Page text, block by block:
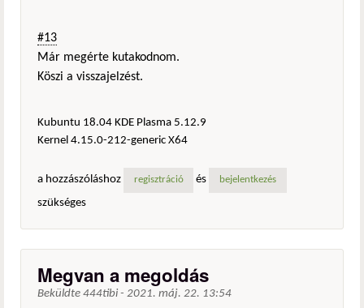
#13
Már megérte kutakodnom.
Köszi a visszajelzést.
Kubuntu 18.04 KDE Plasma 5.12.9
Kernel 4.15.0-212-generic X64
a hozzászóláshoz regisztráció és bejelentkezés
szükséges
Megvan a megoldás
Beküldte 444tibi - 2021. máj. 22. 13:54